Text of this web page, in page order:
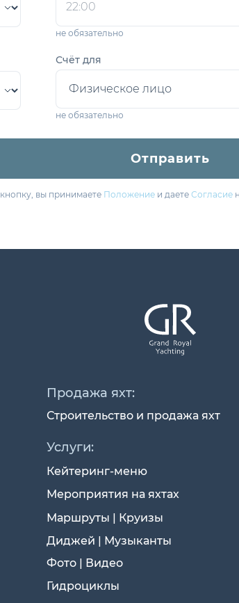
не обязательно
Счёт для
не обязательно
Отправить
вы принимаете Положение и даете Согласие
Продажа яхт:
Строительство и продажа яхт
Услуги:
Кейтеринг-меню
Мероприятия на яхтах
Маршруты | Круизы
Диджей | Музыканты
Фото | Видео
Гидроциклы